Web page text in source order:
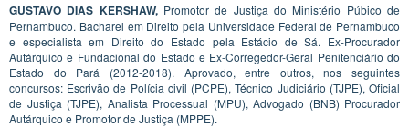
GUSTAVO DIAS KERSHAW, Promotor de Justiça do Ministério Púbico de
Pernambuco. Bacharel em Direito pela Universidade Federal de Pernambuco
e especialista em Direito do Estado pela Estácio de Sá. Ex-Procurador
Autárquico e Fundacional do Estado e Ex-Corregedor-Geral Penitenciário do
Estado do Pará (2012-2018). Aprovado, entre outros, nos seguintes
concursos: Escrivão de Polícia civil (PCPE), Técnico Judiciário (TJPE), Oficial
de Justiça (TJPE), Analista Processual (MPU), Advogado (BNB) Procurador
Autárquico e Promotor de Justiça (MPPE).